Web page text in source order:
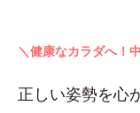
＼健康なカラダへ！
正しい姿勢を心